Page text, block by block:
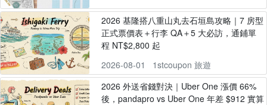
2026 基隆搭八重山丸去石垣島攻略｜7 房型
正式票價表＋行李 QA＋5 大必訪，通鋪單
程 NT$2,800 起
2026-08-01
1stcoupon 旅遊
2026 外送省錢對決｜Uber One 漲價 66%
後，pandapro vs Uber One 年差 $912 實算